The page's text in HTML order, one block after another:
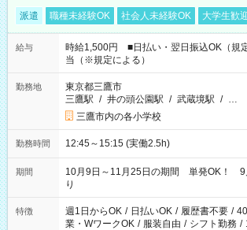
派遣 職種未経験OK 社会人未経験OK 大学生歓
給与
時給1,500円 ■日払い・翌日振込OK（規
当（※規定による）
勤務地
東京都三鷹市
三鷹駅 / 井の頭公園駅 / 武蔵境駅 / …
三鷹市内の各小学校
勤務時間 12:45～15:15 (実働2.5h)
期間
10月9日～11月25日の期間 単発OK！ 9
り
特徴 週1日からOK / 日払いOK / 履歴書不要 /
業・WワークOK / 服装自由 / シフト勤務 /